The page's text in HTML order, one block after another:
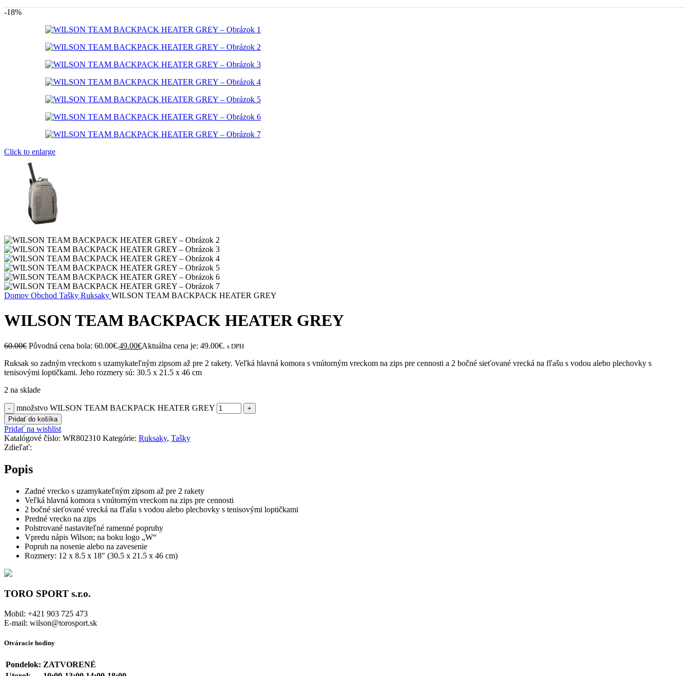
-18%
Click to enlarge
Domov Obchod Tašky Ruksaky WILSON TEAM BACKPACK HEATER GREY
WILSON TEAM BACKPACK HEATER GREY
60.00€ Pôvodná cena bola: 60.00€.49.00€Aktuálna cena je: 49.00€. s DPH
Ruksak so zadným vreckom s uzamykateľným zipsom až pre 2 rakety. Veľká hlavná komora s vnútorným vreckom na zips pre cennosti a 2 bočné sieťované vrecká na fľašu s vodou alebo plechovky s
tenisovými loptičkami. Jeho rozmery sú: 30.5 x 21.5 x 46 cm
2 na sklade
množstvo WILSON TEAM BACKPACK HEATER GREY
Pridať do košíka
Pridať na wishlist
Katalógové číslo: WR802310 Kategórie: Ruksaky, Tašky
Zdieľať:
Popis
Zadné vrecko s uzamykateľným zipsom až pre 2 rakety
Veľká hlavná komora s vnútorným vreckom na zips pre cennosti
2 bočné sieťované vrecká na fľašu s vodou alebo plechovky s tenisovými loptičkami
Predné vrecko na zips
Polstrované nastaviteľné ramenné popruhy
Vpredu nápis Wilson; na boku logo „W“
Popruh na nosenie alebo na zavesenie
Rozmery: 12 x 8.5 x 18″ (30.5 x 21.5 x 46 cm)
TORO SPORT s.r.o.
Mobil: +421 903 725 473
E-mail: wilson@torosport.sk
Otváracie hodiny
Pondelok: ZATVORENÉ